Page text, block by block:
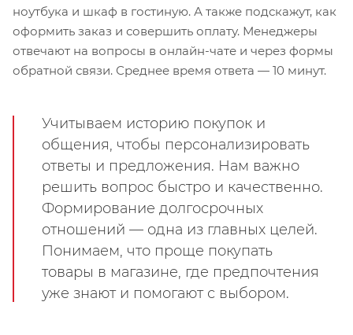
ноутбука и шкаф в гостиную. А также подскажут, как
оформить заказ и совершить оплату. Менеджеры
отвечают на вопросы в онлайн-чате и через формы
обратной связи. Среднее время ответа — 10 минут.
Учитываем историю покупок и
общения, чтобы персонализировать
ответы и предложения. Нам важно
решить вопрос быстро и качественно.
Формирование долгосрочных
отношений — одна из главных целей.
Понимаем, что проще покупать
товары в магазине, где предпочтения
уже знают и помогают с выбором.